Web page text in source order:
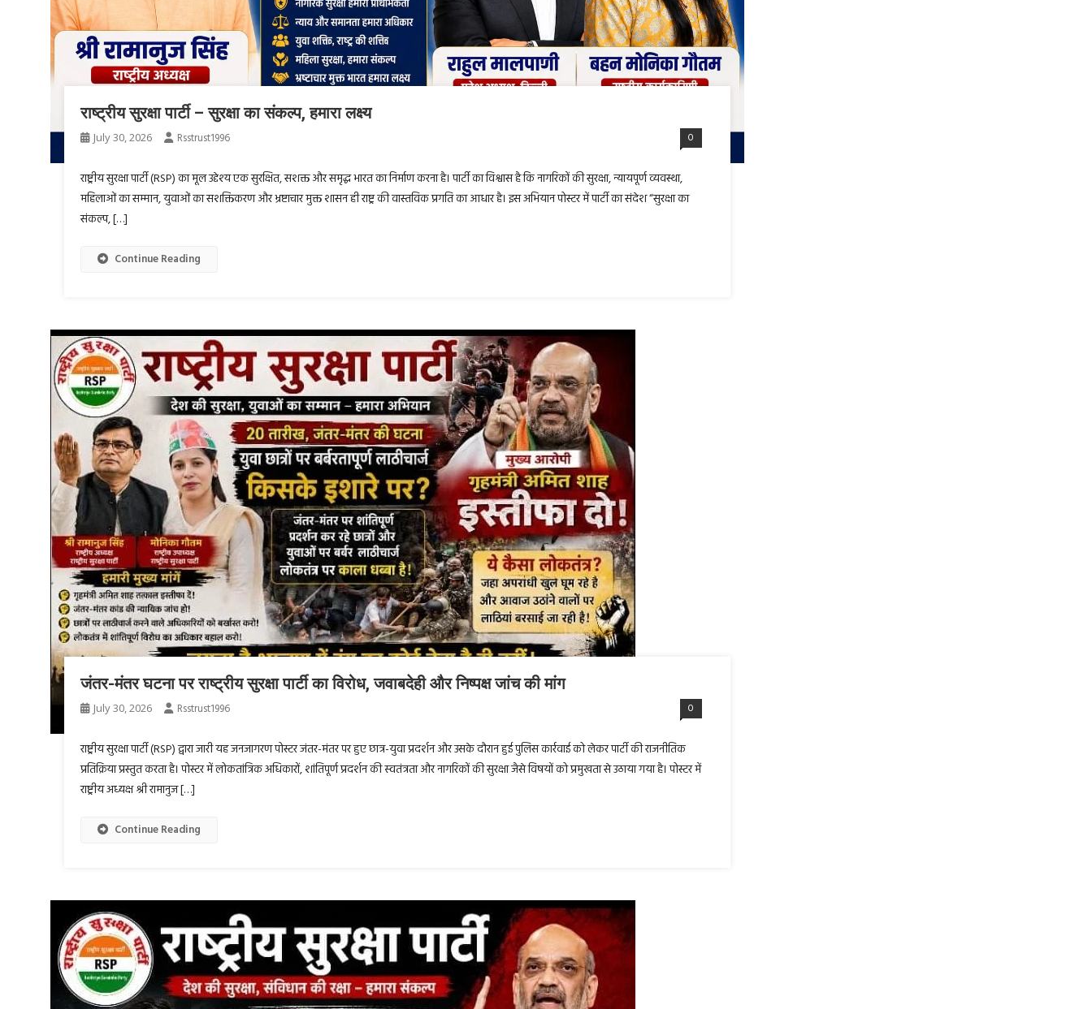
राष्ट्रीय सुरक्षा पार्टी – सुरक्षा का संकल्प, हमारा लक्ष्य
July 30, 2026 Rsstrust1996 0
राष्ट्रीय सुरक्षा पार्टी (RSP) का मूल उद्देश्य एक सुरक्षित, सशक्त और समृद्ध भारत का निर्माण करना है। पार्टी का विश्वास है कि नागरिकों की सुरक्षा, न्यायपूर्ण व्यवस्था,
महिलाओं का सम्मान, युवाओं का सशक्तिकरण और भ्रष्टाचार मुक्त शासन ही राष्ट्र की वास्तविक प्रगति का आधार है। इस अभियान पोस्टर में पार्टी का संदेश “सुरक्षा का
संकल्प, […]
Continue Reading
जंतर-मंतर घटना पर राष्ट्रीय सुरक्षा पार्टी का विरोध, जवाबदेही और निष्पक्ष जांच की मांग
July 30, 2026 Rsstrust1996 0
राष्ट्रीय सुरक्षा पार्टी (RSP) द्वारा जारी यह जनजागरण पोस्टर जंतर-मंतर पर हुए छात्र-युवा प्रदर्शन और उसके दौरान हुई पुलिस कार्रवाई को लेकर पार्टी की राजनीतिक
प्रतिक्रिया प्रस्तुत करता है। पोस्टर में लोकतांत्रिक अधिकारों, शांतिपूर्ण प्रदर्शन की स्वतंत्रता और नागरिकों की सुरक्षा जैसे विषयों को प्रमुखता से उठाया गया है। पोस्टर में
राष्ट्रीय अध्यक्ष श्री रामानुज […]
Continue Reading